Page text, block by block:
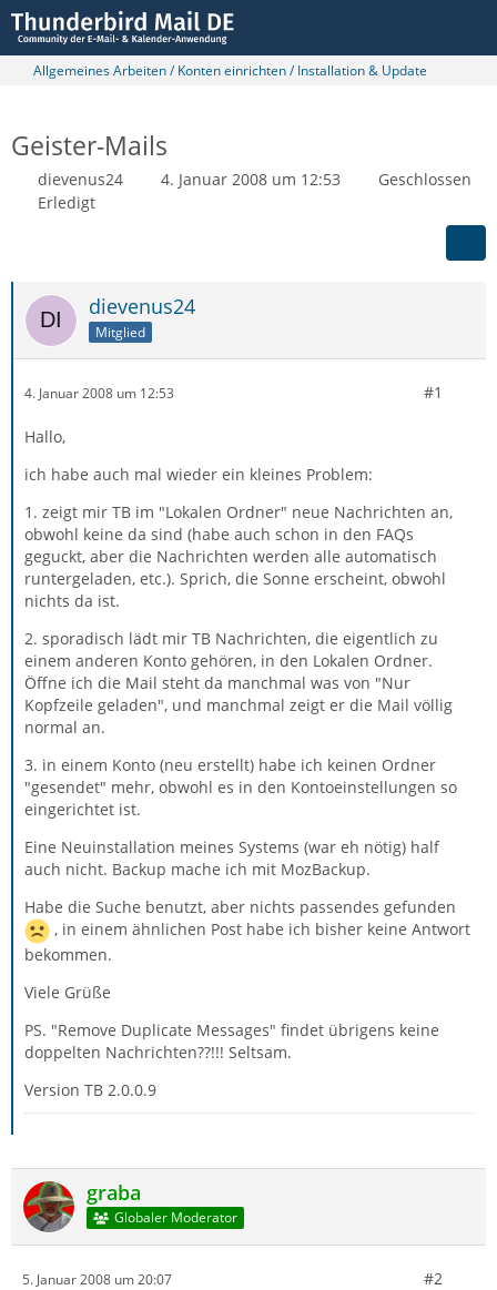
Allgemeines Arbeiten / Konten einrichten / Installation & Update
Geister-Mails
dievenus24 4. Januar 2008 um 12:53
Geschlossen
Erledigt
dievenus24
Mitglied
4. Januar 2008 um 12:53 #1
Hallo,
ich habe auch mal wieder ein kleines Problem:
1. zeigt mir TB im "Lokalen Ordner" neue Nachrichten an,
obwohl keine da sind (habe auch schon in den FAQs
geguckt, aber die Nachrichten werden alle automatisch
runtergeladen, etc.). Sprich, die Sonne erscheint, obwohl
nichts da ist.
2. sporadisch lädt mir TB Nachrichten, die eigentlich zu
einem anderen Konto gehören, in den Lokalen Ordner.
Öffne ich die Mail steht da manchmal was von "Nur
Kopfzeile geladen", und manchmal zeigt er die Mail völlig
normal an.
3. in einem Konto (neu erstellt) habe ich keinen Ordner
"gesendet" mehr, obwohl es in den Kontoeinstellungen so
eingerichtet ist.
Eine Neuinstallation meines Systems (war eh nötig) half
auch nicht. Backup mache ich mit MozBackup.
Habe die Suche benutzt, aber nichts passendes gefunden
, in einem ähnlichen Post habe ich bisher keine Antwort
bekommen.
Viele Grüße
PS. "Remove Duplicate Messages" findet übrigens keine
doppelten Nachrichten??!!! Seltsam.
Version TB 2.0.0.9
graba
Globaler Moderator
5. Januar 2008 um 20:07 #2